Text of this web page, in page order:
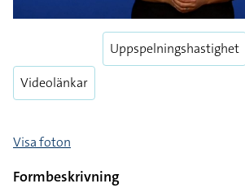
Videolänkar
Uppspelningshastighet
Visa foton
Formbeskrivning